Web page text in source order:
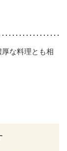
な料理とも相